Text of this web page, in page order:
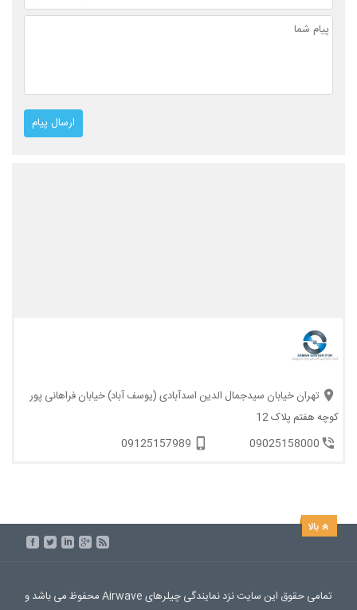
تهران خیابان سیدجمال الدین اسدآبادی (یوسف آباد) خیابان فراهانی پور
کوچه هفتم پلاک 12
09025158000
09125157989
تمامی حقوق این سایت نزد نمایندگی چیلرهای Airwave محفوظ می باشد و